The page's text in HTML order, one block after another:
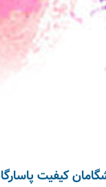
کیفیت